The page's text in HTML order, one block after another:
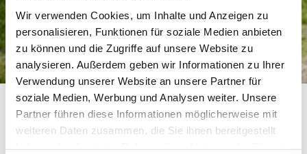
Wir verwenden Cookies, um Inhalte und Anzeigen zu
personalisieren, Funktionen für soziale Medien anbieten
zu können und die Zugriffe auf unsere Website zu
analysieren. Außerdem geben wir Informationen zu Ihrer
Verwendung unserer Website an unsere Partner für
soziale Medien, Werbung und Analysen weiter. Unsere
Partner führen diese Informationen möglicherweise mit
weiteren Daten zusammen, die Sie ihnen bereitgestellt
Wir begrüßen Sie in unserem Familienweingut in